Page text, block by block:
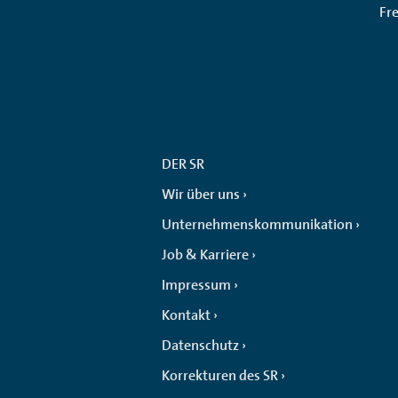
DER SR
Wir über uns
Unternehmenskommunikation
Job & Karriere
Impressum
Kontakt
Datenschutz
Korrekturen des SR